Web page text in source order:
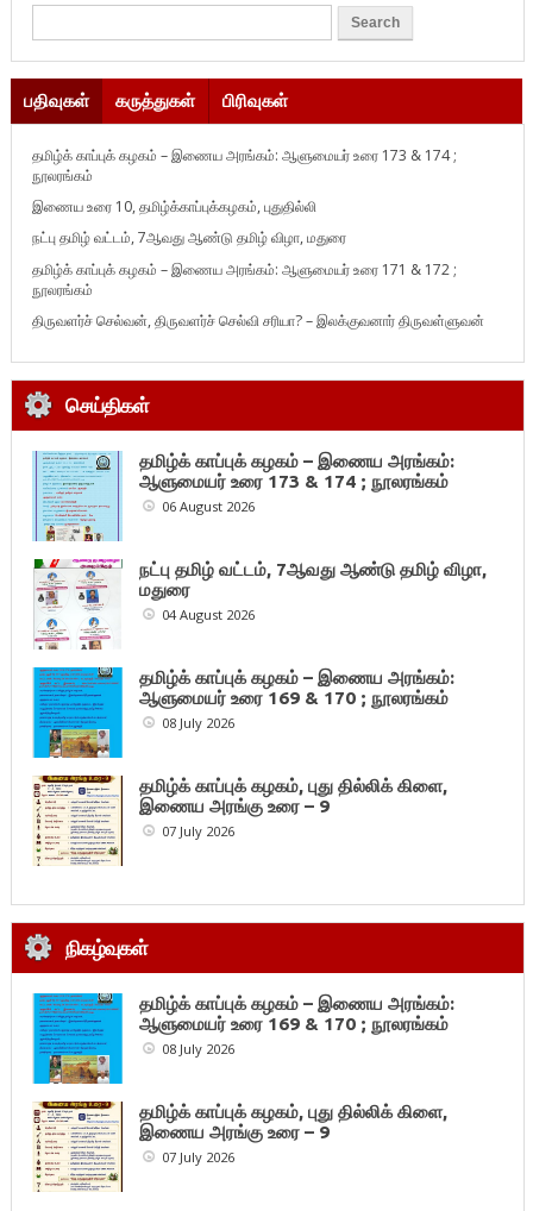
பதிவுகள் கருத்துகள் பிரிவுகள்
தமிழ்க் காப்புக் கழகம் – இணைய அரங்கம்: ஆளுமையர் உரை 173 & 174 ;
நூலரங்கம்
இணைய உரை 10, தமிழ்க்காப்புக்கழகம், புதுதில்லி
நட்பு தமிழ் வட்டம், 7ஆவது ஆண்டு தமிழ் விழா, மதுரை
தமிழ்க் காப்புக் கழகம் – இணைய அரங்கம்: ஆளுமையர் உரை 171 & 172 ;
நூலரங்கம்
திருவளர்ச் செல்வன், திருவளர்ச் செல்வி சரியா? – இலக்குவனார் திருவள்ளுவன்
செய்திகள்
தமிழ்க் காப்புக் கழகம் – இணைய அரங்கம்:
ஆளுமையர் உரை 173 & 174 ; நூலரங்கம்
06 August 2026
நட்பு தமிழ் வட்டம், 7ஆவது ஆண்டு தமிழ் விழா,
மதுரை
04 August 2026
தமிழ்க் காப்புக் கழகம் – இணைய அரங்கம்:
ஆளுமையர் உரை 169 & 170 ; நூலரங்கம்
08 July 2026
தமிழ்க் காப்புக் கழகம், புது தில்லிக் கிளை,
இணைய அரங்கு உரை – 9
07 July 2026
நிகழ்வுகள்
தமிழ்க் காப்புக் கழகம் – இணைய அரங்கம்:
ஆளுமையர் உரை 169 & 170 ; நூலரங்கம்
08 July 2026
தமிழ்க் காப்புக் கழகம், புது தில்லிக் கிளை,
இணைய அரங்கு உரை – 9
07 July 2026